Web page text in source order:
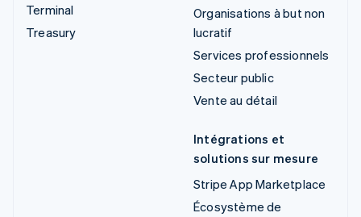
Terminal
Treasury
Organisations à but non
lucratif
Services professionnels
Secteur public
Vente au détail
Intégrations et
solutions sur mesure
Stripe App Marketplace
Écosystème de